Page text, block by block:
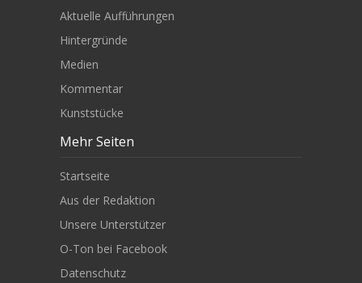
Aktuelle Aufführungen
Hintergründe
Medien
Kommentar
Kunststücke
Mehr Seiten
Startseite
Aus der Redaktion
Unsere Unterstützer
O-Ton bei Facebook
Datenschutz